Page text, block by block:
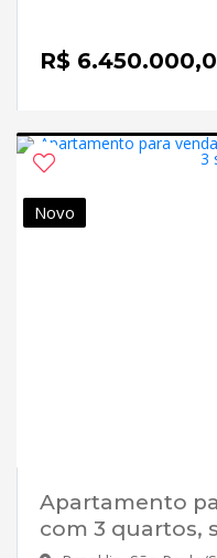
R$
Novo
Apartamento
com 3 quartos,